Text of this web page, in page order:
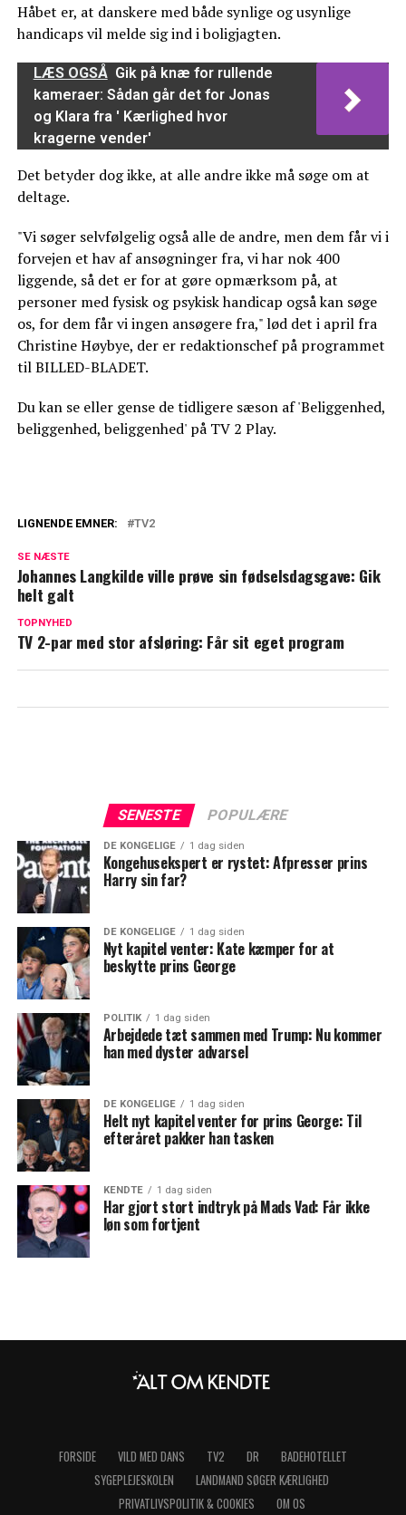
Håbet er, at danskere med både synlige og usynlige
handicaps vil melde sig ind i boligjagten.
LÆS OGSÅ Gik på knæ for rullende
kameraer: Sådan går det for Jonas
og Klara fra ' Kærlighed hvor
kragerne vender'
Det betyder dog ikke, at alle andre ikke må søge om at
deltage.
"Vi søger selvfølgelig også alle de andre, men dem får vi i
forvejen et hav af ansøgninger fra, vi har nok 400
liggende, så det er for at gøre opmærksom på, at
personer med fysisk og psykisk handicap også kan søge
os, for dem får vi ingen ansøgere fra," lød det i april fra
Christine Høybye, der er redaktionschef på programmet
til BILLED-BLADET.
Du kan se eller gense de tidligere sæson af 'Beliggenhed,
beliggenhed, beliggenhed' på TV 2 Play.
aldrig tilbage
LIGNENDE EMNER: TV2
SE NÆSTE
Johannes Langkilde ville prøve sin fødselsdagsgave: Gik
helt galt
TOPNYHED
TV 2-par med stor afsløring: Får sit eget program
SENESTE POPULÆRE
DE KONGELIGE 1 dag siden
Kongehusekspert er rystet: Afpresser prins
Harry sin far?
DE KONGELIGE 1 dag siden
Nyt kapitel venter: Kate kæmper for at
beskytte prins George
POLITIK 1 dag siden
Arbejdede tæt sammen med Trump: Nu kommer
han med dyster advarsel
DE KONGELIGE 1 dag siden
Helt nyt kapitel venter for prins George: Til
efteråret pakker han tasken
KENDTE 1 dag siden
Har gjort stort indtryk på Mads Vad: Får ikke
løn som fortjent
FORSIDE VILD MED DANS TV2 DR
BADEHOTELLET
SYGEPLEJESKOLEN
LANDMAND SØGER KÆRLIGHED
PRIVATLIVSPOLITIK & COOKIES
OM OS